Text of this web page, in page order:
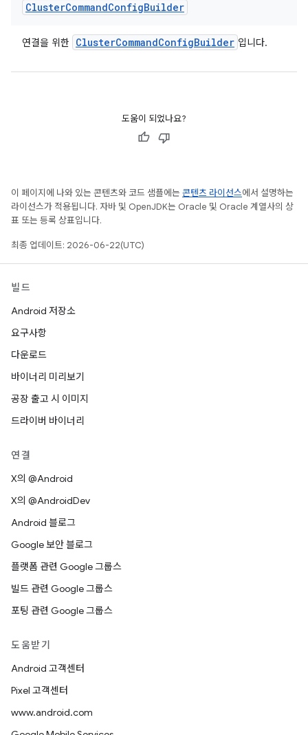
ClusterCommandConfigBuilder
연결을 위한 ClusterCommandConfigBuilder 입니다.
도움이 되었나요?
이 페이지에 나와 있는 콘텐츠와 코드 샘플에는 콘텐츠 라이선스에서 설명하는
라이선스가 적용됩니다. 자바 및 OpenJDK는 Oracle 및 Oracle 계열사의 상
표 또는 등록 상표입니다.
최종 업데이트: 2026-06-22(UTC)
빌드
Android 저장소
요구사항
다운로드
바이너리 미리보기
공장 출고 시 이미지
드라이버 바이너리
연결
X의 @Android
X의 @AndroidDev
Android 블로그
Google 보안 블로그
플랫폼 관련 Google 그룹스
빌드 관련 Google 그룹스
포팅 관련 Google 그룹스
도움받기
Android 고객센터
Pixel 고객센터
www.android.com